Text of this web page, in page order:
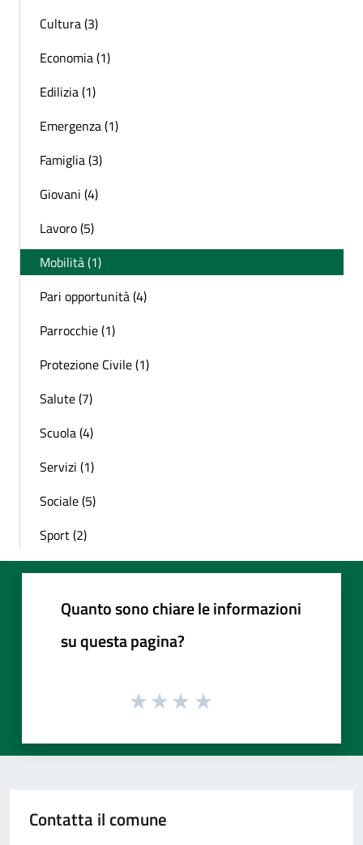
Cultura (3)
Economia (1)
Edilizia (1)
Emergenza (1)
Famiglia (3)
Giovani (4)
Lavoro (5)
Mobilità (1)
Pari opportunità (4)
Parrocchie (1)
Protezione Civile (1)
Salute (7)
Scuola (4)
Servizi (1)
Sociale (5)
Sport (2)
Quanto sono chiare le informazioni
su questa pagina?
Contatta il comune